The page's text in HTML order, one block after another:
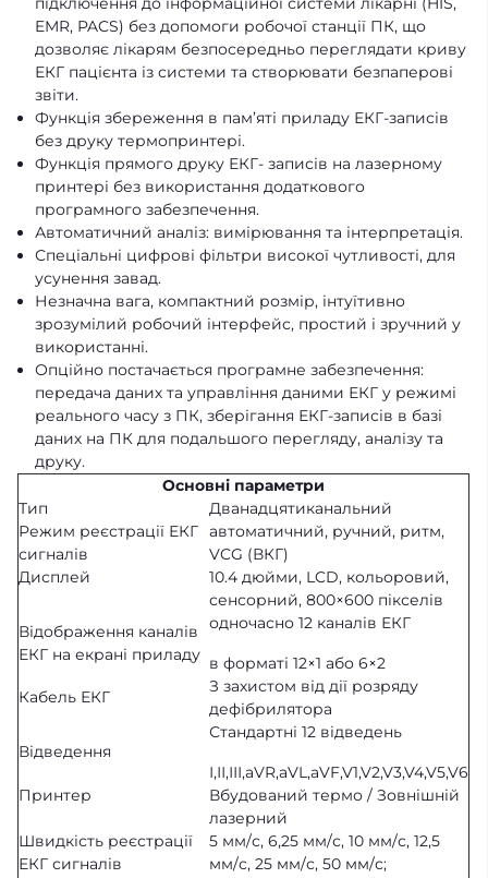
EMR, PACS) без допомоги робочої станції ПК, що
дозволяє лікарям безпосередньо переглядати криву
ЕКГ пацієнта із системи та створювати безпаперові
звіти.
Функція збереження в пам’яті приладу ЕКГ-записів
без друку термопринтері.
Функція прямого друку ЕКГ- записів на лазерному
принтері без використання додаткового
програмного забезпечення.
Автоматичний аналіз: вимірювання та інтерпретація.
Спеціальні цифрові фільтри високої чутливості, для
усунення завад.
Незначна вага, компактний розмір, інтуїтивно
зрозумілий робочий інтерфейс, простий і зручний у
використанні.
Опційно постачається програмне забезпечення:
передача даних та управління даними ЕКГ у режимі
реального часу з ПК, зберігання ЕКГ-записів в базі
даних на ПК для подальшого перегляду, аналізу та
друку.
Основні параметри
Тип
Дванадцятиканальний
Режим реєстрації ЕКГ
сигналів
автоматичний, ручний, ритм,
VCG (ВКГ)
Дисплей
10.4 дюйми, LCD, кольоровий,
сенсорний, 800×600 пікселів
Відображення каналів
ЕКГ на екрані приладу
одночасно 12 каналів ЕКГ
в форматі 12×1 або 6×2
Кабель ЕКГ
З захистом від дії розряду
дефібрилятора
Відведення
Стандартні 12 відведень
І,ІІ,ІІІ,aVR,aVL,aVF,V1,V2,V3,V4,V5,V6
Принтер
Вбудований термо / Зовнішній
лазерний
Швидкість реєстрації
ЕКГ сигналів
5 мм/с, 6,25 мм/с, 10 мм/с, 12,5
мм/с, 25 мм/с, 50 мм/с;